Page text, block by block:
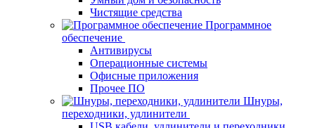
Чистящие средства
Программное
обеспечение
Антивирусы
Операционные системы
Офисные приложения
Прочее ПО
Шнуры,
переходники, удлинители